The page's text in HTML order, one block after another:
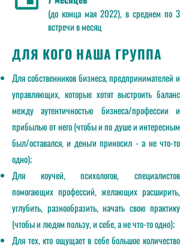
(до конца мая 2022), в среднем по 3
встречи в месяц
ДЛЯ КОГО НАША ГРУППА
Для собственников бизнеса, предпринимателей и
управляющих, которые хотят выстроить баланс
между аутентичностью бизнеса/профессии и
прибылью от него (чтобы и по душе и интересным
был/оставался, и деньги приносил - а не что-то
одно);
Для коучей, психологов, специалистов
помогающих профессий, желающих расширить,
углубить, разнообразить, начать свою практику
(чтобы и людям пользу, и себе, а не что-то одно);
Для тех, кто ощущает в себе большое количество